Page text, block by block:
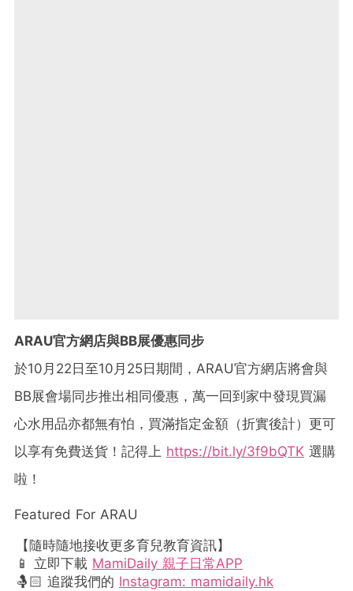
ARAU官方網店與BB展優惠同步
於10月22日至10月25日期間，ARAU官方網店將會與
BB展會場同步推出相同優惠，萬一回到家中發現買漏
心水用品亦都無有怕，買滿指定金額（折實後計）更可
以享有免費送貨！記得上 https://bit.ly/3f9bQTK 選購
啦！
Featured For ARAU
【隨時隨地接收更多育兒教育資訊】
📱 立即下載 MamiDaily 親子日常APP
🤱🏻 追蹤我們的 Instagram: mamidaily.hk